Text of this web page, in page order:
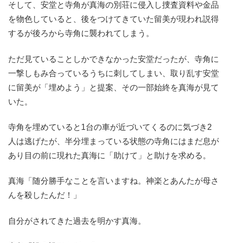
そして、安堂と寺角が真海の別荘に侵入し捜査資料や金品
を物色していると、後をつけてきていた留美が現われ説得
するが後ろから寺角に襲われてしまう。
ただ見ていることしかできなかった安堂だったが、寺角に
一撃しもみ合っているうちに刺してしまい、取り乱す安堂
に留美が「埋めよう」と提案、その一部始終を真海が見て
いた。
寺角を埋めていると1台の車が近づいてくるのに気づき2
人は逃げたが、半分埋まっている状態の寺角にはまだ息が
あり目の前に現れた真海に「助けて」と助けを求める。
真海「随分勝手なことを言いますね。神楽とあんたが母さ
んを殺したんだ！」
自分がされてきた過去を明かす真海。